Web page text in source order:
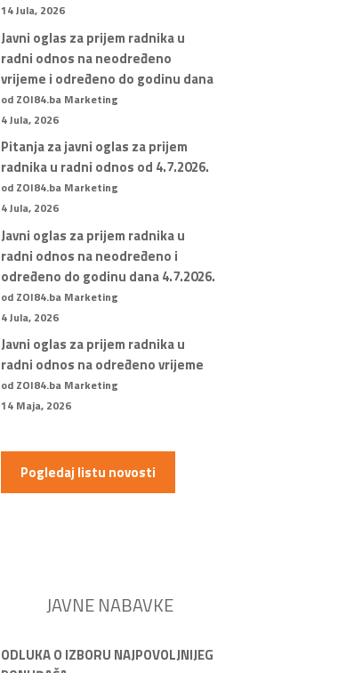
14 Jula, 2026
Javni oglas za prijem radnika u
radni odnos na neodređeno
vrijeme i određeno do godinu dana
od ZOI84.ba Marketing
4 Jula, 2026
Pitanja za javni oglas za prijem
radnika u radni odnos od 4.7.2026.
od ZOI84.ba Marketing
4 Jula, 2026
Javni oglas za prijem radnika u
radni odnos na neodređeno i
određeno do godinu dana 4.7.2026.
od ZOI84.ba Marketing
4 Jula, 2026
Javni oglas za prijem radnika u
radni odnos na određeno vrijeme
od ZOI84.ba Marketing
14 Maja, 2026
Pogledaj listu novosti
JAVNE NABAVKE
ODLUKA O IZBORU NAJPOVOLJNIJEG